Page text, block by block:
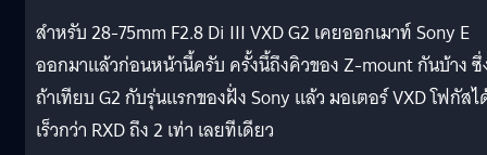
สำหรับ 28-75mm F2.8 Di III VXD G2 เคยออกเมาท์ Sony E
ออกมาแล้วก่อนหน้านี้ครับ ครั้งนึ้ถึงคิวของ Z-mount กันบ้าง ซึ่
ถ้าเทียบ G2 กับรุ่นแรกของฝั่ง Sony แล้ว มอเตอร์ VXD โฟกัส
เร็วกว่า RXD ถึง 2 เท่า เลยทีเดียว